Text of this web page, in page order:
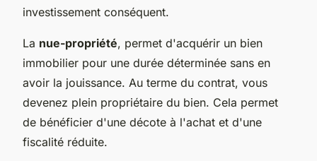
investissement conséquent.
La nue-propriété, permet d'acquérir un bien
immobilier pour une durée déterminée sans en
avoir la jouissance. Au terme du contrat, vous
devenez plein propriétaire du bien. Cela permet
de bénéficier d'une décote à l'achat et d'une
fiscalité réduite.